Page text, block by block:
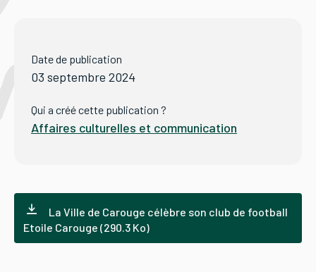
Démarches
Date de publication
03 septembre 2024
Qui a créé cette publication ?
Affaires culturelles et communication
La Ville de Carouge célèbre son club de football
Etoile Carouge (290.3 Ko)